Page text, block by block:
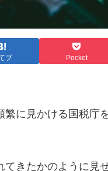
ブ Pocket
に見かける国税庁
きたかのように見